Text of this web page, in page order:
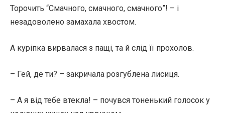
Торочить “Смачного, смачного, смачного”! – і
незадоволено замахала хвостом.
А куріпка вирвалася з пащі, та й слід її прохолов.
– Гей, де ти? – закричала розгублена лисиця.
– А я від тебе втекла! – почувся тоненький голосок у